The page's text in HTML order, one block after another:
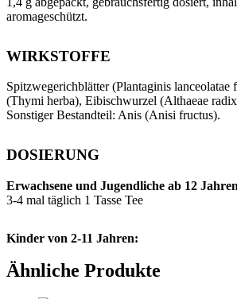
aromageschützt.
WIRKSTOFFE
Spitzwegerichblätter (Plantaginis
(Thymi herba), Eibischwurzel (Althaeae
Sonstiger Bestandteil: Anis (Anisi fructus).
DOSIERUNG
Erwachsene und Jugendliche ab 12
3-4 mal täglich 1 Tasse Tee
Kinder von 2-11 Jahren:
Ähnliche Produkte